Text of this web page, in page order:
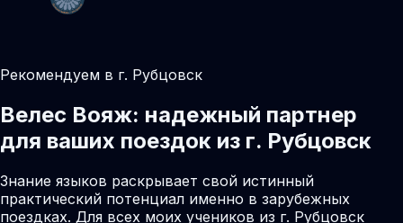
Рекомендуем в г. Рубцовск
Велес Вояж: надежный партнер
для ваших поездок из г. Рубцовск
Знание языков раскрывает свой истинный
практический потенциал именно в зарубежных
поездках. Для всех моих учеников из г. Рубцовск